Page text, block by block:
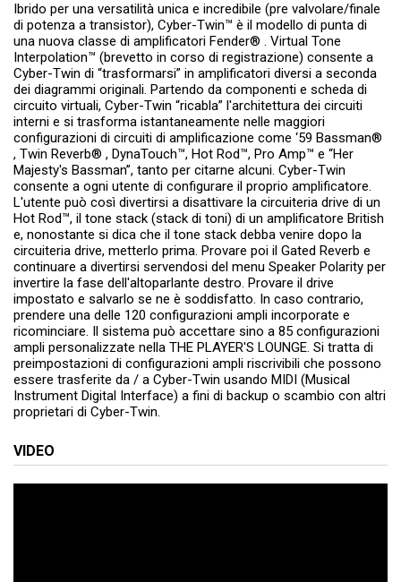
Ibrido per una versatilità unica e incredibile (pre valvolare/finale
di potenza a transistor), Cyber-Twin™ è il modello di punta di
una nuova classe di amplificatori Fender® . Virtual Tone
Interpolation™ (brevetto in corso di registrazione) consente a
Cyber-Twin di “trasformarsi” in amplificatori diversi a seconda
dei diagrammi originali. Partendo da componenti e scheda di
circuito virtuali, Cyber-Twin “ricabla” l'architettura dei circuiti
interni e si trasforma istantaneamente nelle maggiori
configurazioni di circuiti di amplificazione come ‘59 Bassman®
, Twin Reverb® , DynaTouch™, Hot Rod™, Pro Amp™ e “Her
Majesty's Bassman”, tanto per citarne alcuni. Cyber-Twin
consente a ogni utente di configurare il proprio amplificatore.
L'utente può così divertirsi a disattivare la circuiteria drive di un
Hot Rod™, il tone stack (stack di toni) di un amplificatore British
e, nonostante si dica che il tone stack debba venire dopo la
circuiteria drive, metterlo prima. Provare poi il Gated Reverb e
continuare a divertirsi servendosi del menu Speaker Polarity per
invertire la fase dell'altoparlante destro. Provare il drive
impostato e salvarlo se ne è soddisfatto. In caso contrario,
prendere una delle 120 configurazioni ampli incorporate e
ricominciare. Il sistema può accettare sino a 85 configurazioni
ampli personalizzate nella THE PLAYER'S LOUNGE. Si tratta di
preimpostazioni di configurazioni ampli riscrivibili che possono
essere trasferite da / a Cyber-Twin usando MIDI (Musical
Instrument Digital Interface) a fini di backup o scambio con altri
proprietari di Cyber-Twin.
VIDEO